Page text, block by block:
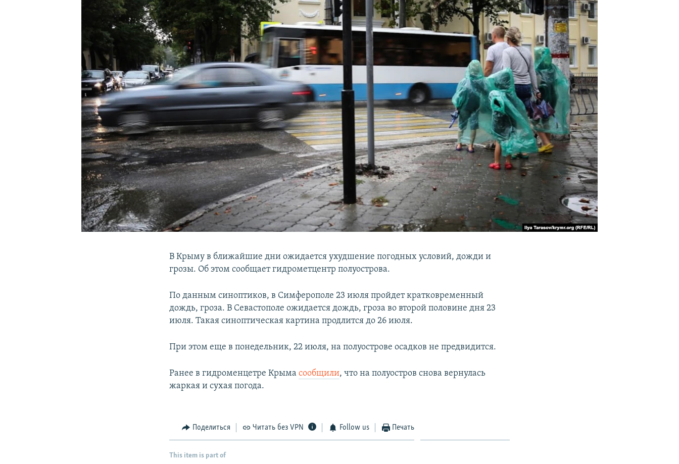
УКРАИНСКАЯ ПРОБЛЕМА КРЫМА
В Крыму в ближайшие дни ожидается ухудшение погодных условий, дожди и
грозы. Об этом сообщает гидрометцентр полуострова.
По данным синоптиков, в Симферополе 23 июля пройдет кратковременный
дождь, гроза. В Севастополе ожидается дождь, гроза во второй половине дня 23
июля. Такая синоптическая картина продлится до 26 июля.
При этом еще в понедельник, 22 июля, на полуострове осадков не предвидится.
Ранее в гидроменцетре Крымасообщили, что на полуостров снова вернулась
жаркая и сухая погода.
Поделиться Читать без VPN Follow us Печать
This item is part of